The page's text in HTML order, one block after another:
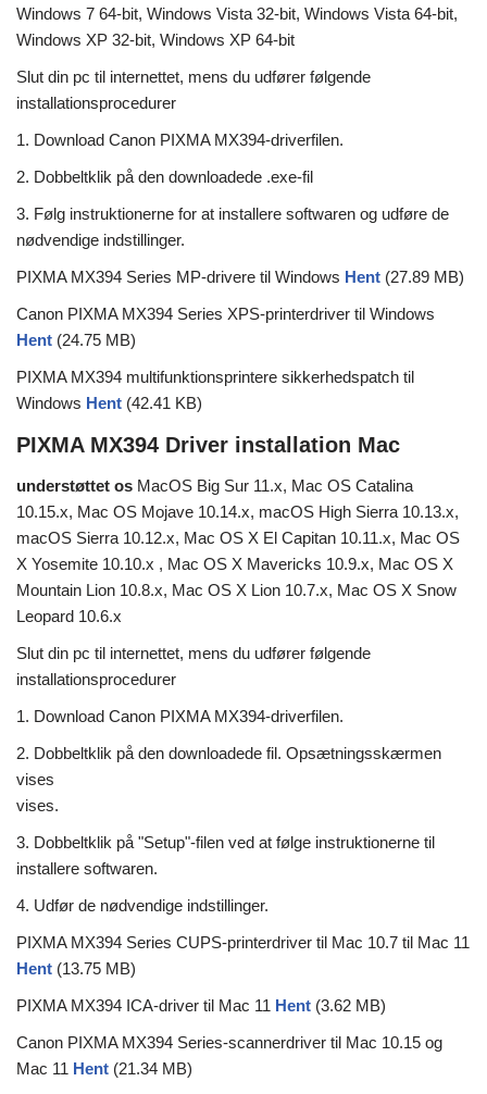
Windows 7 64-bit, Windows Vista 32-bit, Windows Vista 64-bit,
Windows XP 32-bit, Windows XP 64-bit
Slut din pc til internettet, mens du udfører følgende
installationsprocedurer
1. Download Canon PIXMA MX394-driverfilen.
2. Dobbeltklik på den downloadede .exe-fil
3. Følg instruktionerne for at installere softwaren og udføre de
nødvendige indstillinger.
PIXMA MX394 Series MP-drivere til Windows Hent (27.89 MB)
Canon PIXMA MX394 Series XPS-printerdriver til Windows
Hent (24.75 MB)
PIXMA MX394 multifunktionsprintere sikkerhedspatch til
Windows Hent (42.41 KB)
PIXMA MX394 Driver installation Mac
understøttet os MacOS Big Sur 11.x, Mac OS Catalina
10.15.x, Mac OS Mojave 10.14.x, macOS High Sierra 10.13.x,
macOS Sierra 10.12.x, Mac OS X El Capitan 10.11.x, Mac OS
X Yosemite 10.10.x , Mac OS X Mavericks 10.9.x, Mac OS X
Mountain Lion 10.8.x, Mac OS X Lion 10.7.x, Mac OS X Snow
Leopard 10.6.x
Slut din pc til internettet, mens du udfører følgende
installationsprocedurer
1. Download Canon PIXMA MX394-driverfilen.
2. Dobbeltklik på den downloadede fil. Opsætningsskærmen
vises
vises.
3. Dobbeltklik på "Setup"-filen ved at følge instruktionerne til
installere softwaren.
4. Udfør de nødvendige indstillinger.
PIXMA MX394 Series CUPS-printerdriver til Mac 10.7 til Mac 11
Hent (13.75 MB)
PIXMA MX394 ICA-driver til Mac 11 Hent (3.62 MB)
Canon PIXMA MX394 Series-scannerdriver til Mac 10.15 og
Mac 11 Hent (21.34 MB)